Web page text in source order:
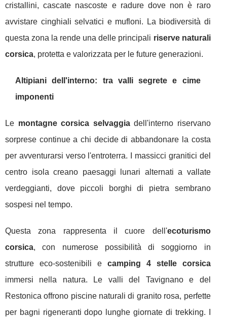
cristallini, cascate nascoste e radure dove non è raro
avvistare cinghiali selvatici e mufloni. La biodiversità di
questa zona la rende una delle principali riserve naturali
corsica, protetta e valorizzata per le future generazioni.
Altipiani dell'interno: tra valli segrete e cime
imponenti
Le montagne corsica selvaggiadell'interno riservano
sorprese continue a chi decide di abbandonare la costa
per avventurarsi verso l'entroterra. I massicci granitici del
centro isola creano paesaggi lunari alternati a vallate
verdeggianti, dove piccoli borghi di pietra sembrano
sospesi nel tempo.
Questa zona rappresenta il cuore dell'ecoturismo
corsica, con numerose possibilità di soggiorno in
strutture eco-sostenibili e camping 4 stelle corsica
immersi nella natura. Le valli del Tavignano e del
Restonica offrono piscine naturali di granito rosa, perfette
per bagni rigeneranti dopo lunghe giornate di trekking. I